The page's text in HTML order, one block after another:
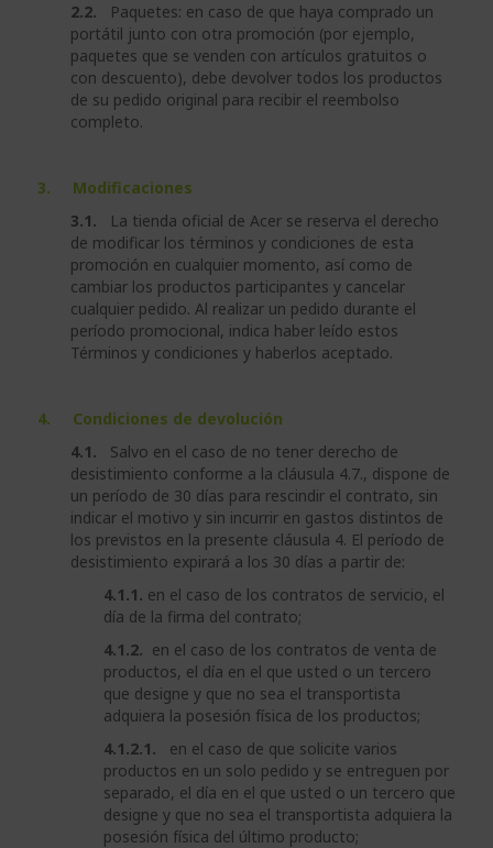
2.2.
Paquetes: en caso de que haya comprado un
portátil junto con otra promoción (por ejemplo,
paquetes que se venden con artículos gratuitos o
con descuento), debe devolver todos los productos
de su pedido original para recibir el reembolso
completo.
3. Modificaciones
3.1.
La tienda oficial de Acer se reserva el derecho
de modificar los términos y condiciones de esta
promoción en cualquier momento, así como de
cambiar los productos participantes y cancelar
cualquier pedido. Al realizar un pedido durante el
período promocional, indica haber leído estos
Términos y condiciones y haberlos aceptado.
4. Condiciones de devolución
4.1. Salvo en el caso de no tener derecho de
desistimiento conforme a la cláusula 4.7., dispone de
un período de 30 días para rescindir el contrato, sin
indicar el motivo y sin incurrir en gastos distintos de
los previstos en la presente cláusula 4. El período de
desistimiento expirará a los 30 días a partir de:
4.1.1. en el caso de los contratos de servicio, el
día de la firma del contrato;
4.1.2. en el caso de los contratos de venta de
productos, el día en el que usted o un tercero
que designe y que no sea el transportista
adquiera la posesión física de los productos;
4.1.2.1. en el caso de que solicite varios
productos en un solo pedido y se entreguen por
separado, el día en el que usted o un tercero que
designe y que no sea el transportista adquiera la
posesión física del último producto;